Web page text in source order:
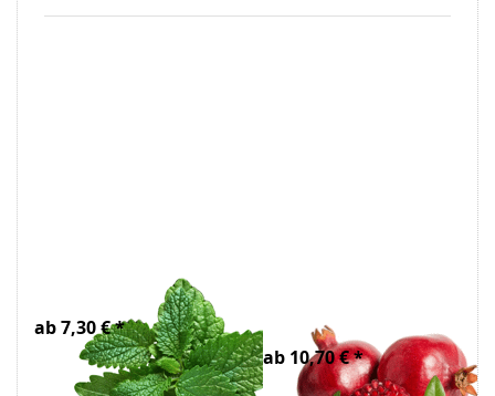
ab 7,30 € *
Polyphenole
ab 10,70 € *